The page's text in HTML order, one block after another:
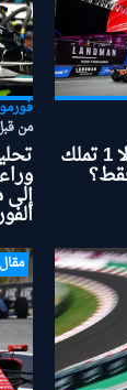
لماذا لا تزال الفورمولا 1 تملك
من